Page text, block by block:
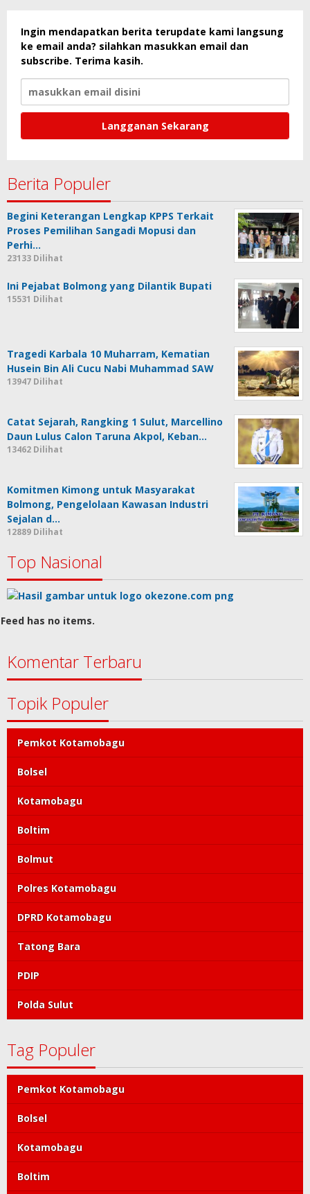
Ingin mendapatkan berita terupdate kami langsung
ke email anda? silahkan masukkan email dan
subscribe. Terima kasih.
Berita Populer
Begini Keterangan Lengkap KPPS Terkait
Proses Pemilihan Sangadi Mopusi dan
Perhi…
23133 Dilihat
Ini Pejabat Bolmong yang Dilantik Bupati
15531 Dilihat
Tragedi Karbala 10 Muharram, Kematian
Husein Bin Ali Cucu Nabi Muhammad SAW
13947 Dilihat
Catat Sejarah, Rangking 1 Sulut, Marcellino
Daun Lulus Calon Taruna Akpol, Keban…
13462 Dilihat
Komitmen Kimong untuk Masyarakat
Bolmong, Pengelolaan Kawasan Industri
Sejalan d…
12889 Dilihat
Top Nasional
Feed has no items.
Komentar Terbaru
Topik Populer
Pemkot Kotamobagu
Bolsel
Kotamobagu
Boltim
Bolmut
Polres Kotamobagu
DPRD Kotamobagu
Tatong Bara
PDIP
Polda Sulut
Tag Populer
Pemkot Kotamobagu
Bolsel
Kotamobagu
Boltim